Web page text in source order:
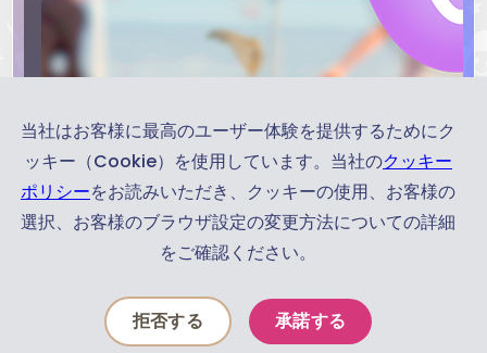
知
当社はお客様に最高のユーザー体験を提供するためにク
ッキー（Cookie）を使用しています。当社のクッキー
ポリシーをお読みいただき、クッキーの使用、お客様の
選択、お客様のブラウザ設定の変更方法についての詳細
をご確認ください。
承諾する
拒否する